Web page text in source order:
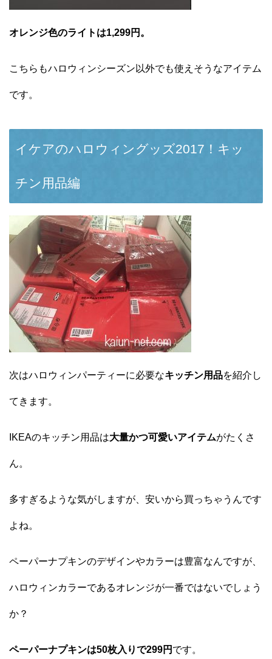
オレンジ色のライトは1,299円。
こちらもハロウィンシーズン以外でも使えそうなアイテム
です。
イケアのハロウィングッズ2017！キッ
チン用品編
次はハロウィンパーティーに必要なキッチン用品を紹介し
てきます。
IKEAのキッチン用品は大量かつ可愛いアイテムがたくさ
ん。
多すぎるような気がしますが、安いから買っちゃうんです
よね。
ペーパーナプキンのデザインやカラーは豊富なんですが、
ハロウィンカラーであるオレンジが一番ではないでしょう
か？
ペーパーナプキンは50枚入りで299円 です。